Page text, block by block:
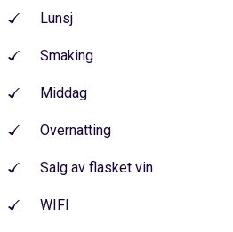
Lunsj
Smaking
Middag
Overnatting
Salg av flasket vin
WIFI